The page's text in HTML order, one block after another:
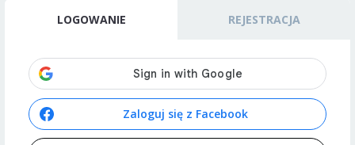
LOGOWANIE REJESTRACJA
Zaloguj się z Facebook